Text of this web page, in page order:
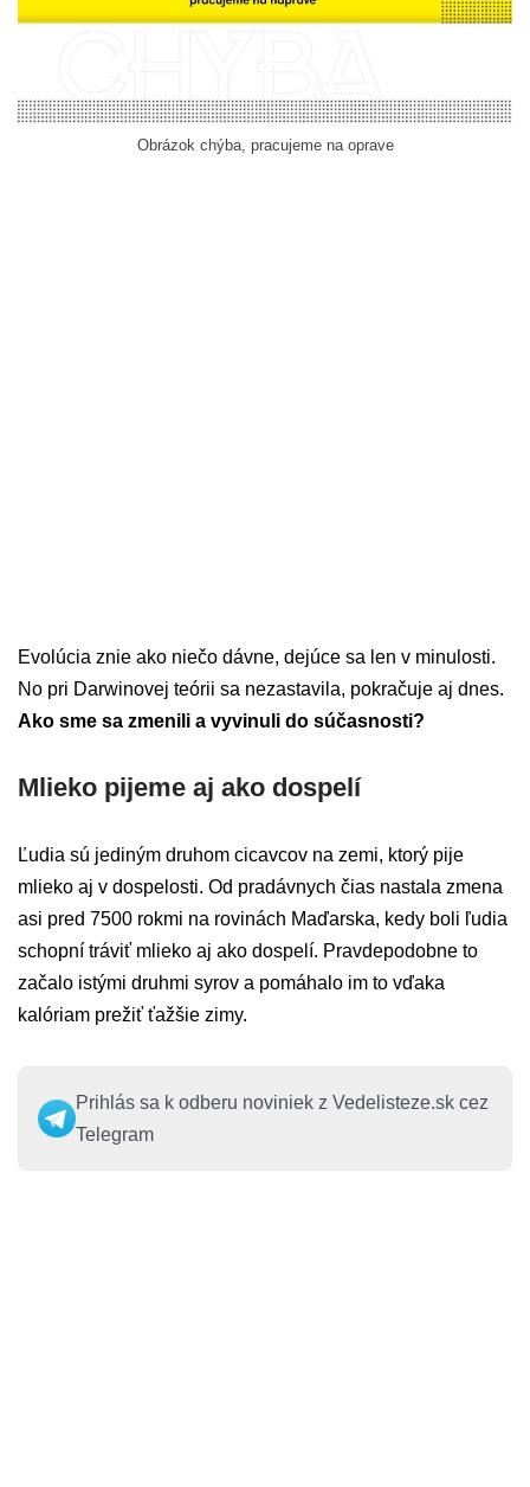
Obrázok chýba, pracujeme na oprave
Evolúcia znie ako niečo dávne, dejúce sa len v minulosti.
No pri Darwinovej teórii sa nezastavila, pokračuje aj dnes.
Ako sme sa zmenili a vyvinuli do súčasnosti?
Mlieko pijeme aj ako dospelí
Ľudia sú jediným druhom cicavcov na zemi, ktorý pije
mlieko aj v dospelosti. Od pradávnych čias nastala zmena
asi pred 7500 rokmi na rovinách Maďarska, kedy boli ľudia
schopní tráviť mlieko aj ako dospelí. Pravdepodobne to
začalo istými druhmi syrov a pomáhalo im to vďaka
kalóriam prežiť ťažšie zimy.
Prihlás sa k odberu noviniek z Vedelisteze.sk cez
Telegram